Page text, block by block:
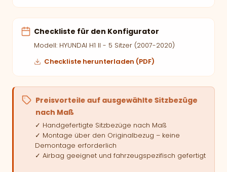
Checkliste für den Konfigurator
Modell: HYUNDAI H1 II - 5 Sitzer (2007-2020)
Checkliste herunterladen (PDF)
Preisvorteile auf ausgewählte Sitzbezüge
nach Maß
✓ Handgefertigte Sitzbezüge nach Maß
✓ Montage über den Originalbezug – keine
Demontage erforderlich
✓ Airbag geeignet und fahrzeugspezifisch gefertigt